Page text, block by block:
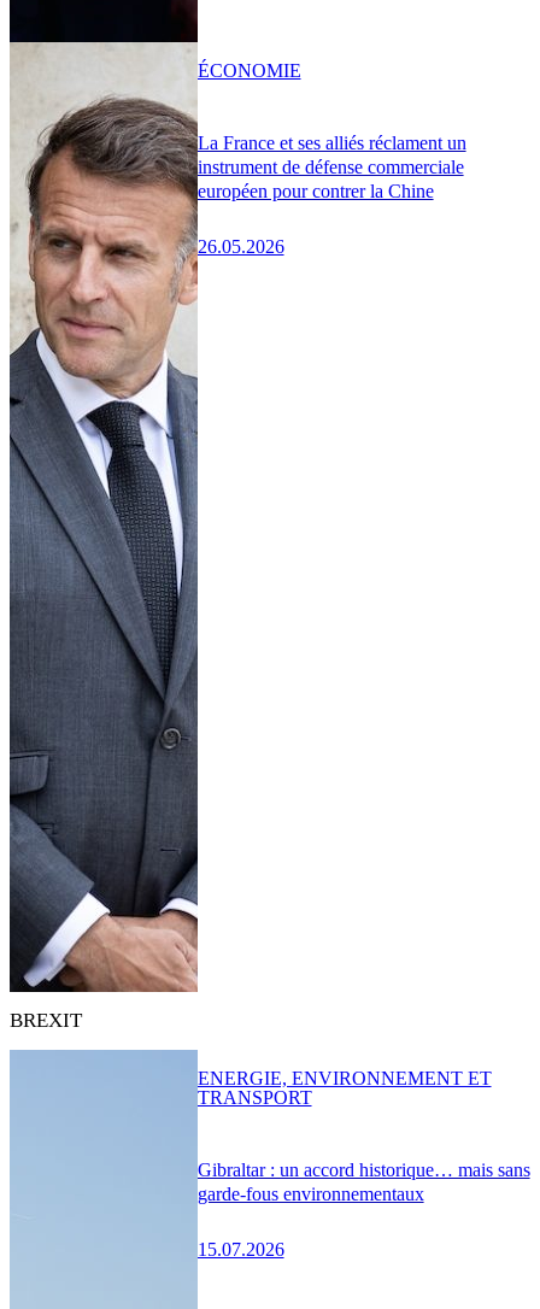
La France et ses alliés réclament un
instrument de défense commerciale
européen pour contrer la Chine
26.05.2026
ÉCONOMIE
BREXIT
Gibraltar : un accord historique… mais sans
garde-fous environnementaux
15.07.2026
ENERGIE, ENVIRONNEMENT ET
TRANSPORT